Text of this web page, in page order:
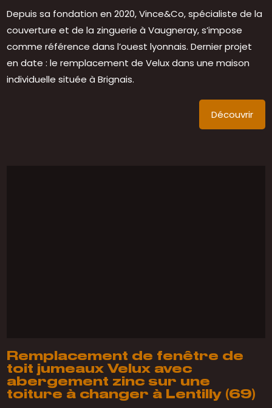
Depuis sa fondation en 2020, Vince&Co, spécialiste de la
couverture et de la zinguerie à Vaugneray, s’impose
comme référence dans l’ouest lyonnais. Dernier projet
en date : le remplacement de Velux dans une maison
individuelle située à Brignais.
Découvrir
Remplacement de fenêtre de
toit jumeaux Velux avec
abergement zinc sur une
toiture à changer à Lentilly (69)